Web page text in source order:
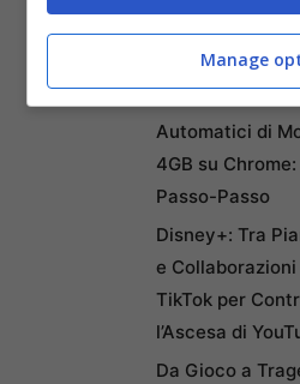
Articoli recenti
Automatici di
4GB su
Passo-Passo
Disney+: Tra
e
TikTok per
l’Ascesa di
Da Gioco a
Manage